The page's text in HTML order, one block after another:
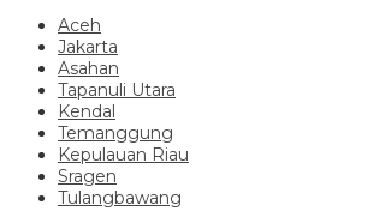
Aceh
Jakarta
Asahan
Tapanuli Utara
Kendal
Temanggung
Kepulauan Riau
Sragen
Tulangbawang